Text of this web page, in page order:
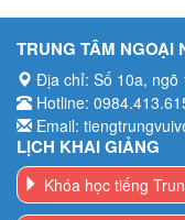
TRUNG TÂM NGOẠI
Địa chỉ: Số 10a, ngõ
Hotline:
Email:
LỊCH KHAI GIẢNG
Khóa học tiếng